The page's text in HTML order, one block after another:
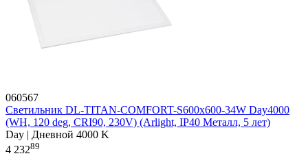
060567
Светильник DL-TITAN-COMFORT-S600x600-34W Day4000
(WH, 120 deg, CRI90, 230V) (Arlight, IP40 Металл, 5 лет)
Day | Дневной 4000 K
4 23289